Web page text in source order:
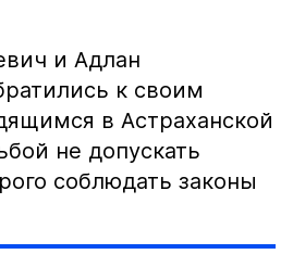
и Адлан
к своим
в Астраханской
не допускать
соблюдать законы